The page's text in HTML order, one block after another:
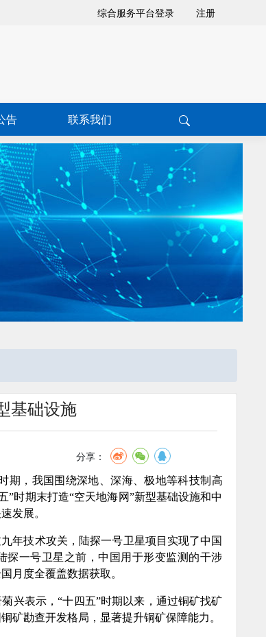
综合服务平台登录 注册
告 联系我们
基础设施
分享：
期，我国围绕深地、深海、极地等科技制高
时期末打造“空天地海网”新型基础设施和中
发展。
年技术攻关，陆探一号卫星项目实现了中国
探一号卫星之前，中国用于形变监测的干涉
月度全覆盖数据获取。
兴表示，“十四五”时期以来，通过铜矿找矿
矿勘查开发格局，显著提升铜矿保障能力。